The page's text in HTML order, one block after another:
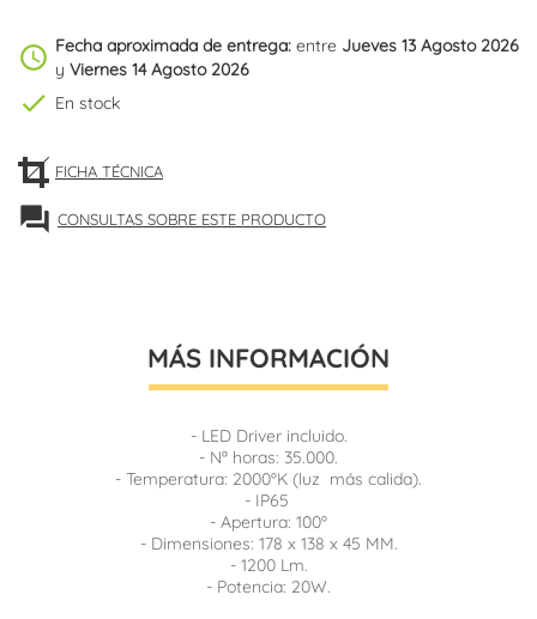
schedule Fecha aproximada de entrega: entre Jueves 13 Agosto 2026
y Viernes 14 Agosto 2026
check En stock
FICHA TÉCNICA
forum CONSULTAS SOBRE ESTE PRODUCTO
MÁS INFORMACIÓN
- LED Driver incluido.
- Nª horas: 35.000.
- Temperatura: 2000ºK (luz más calida).
- IP65
- Apertura: 100º
- Dimensiones: 178 x 138 x 45 MM.
- 1200 Lm.
- Potencia: 20W.